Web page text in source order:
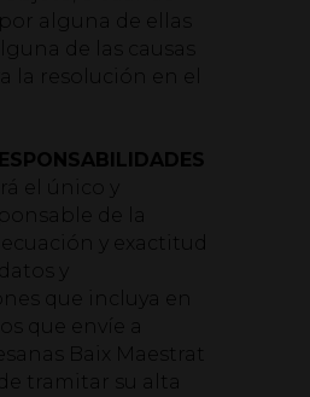
alguna de ellas
de las causas
la resolución en el
el único y
de la
y exactitud
y
que incluya en
que envíe a
Baix Maestrat
de tramitar su alta